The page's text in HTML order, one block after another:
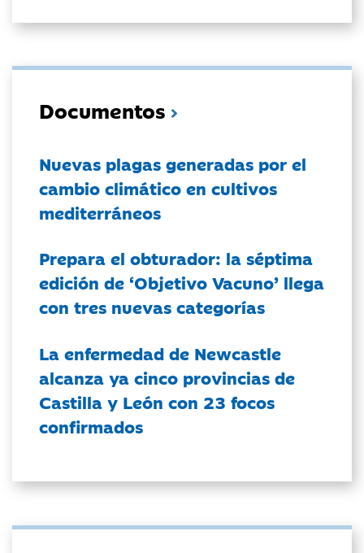
Documentos
Nuevas plagas generadas por el
cambio climático en cultivos
mediterráneos
Prepara el obturador: la séptima
edición de ‘Objetivo Vacuno’ llega
con tres nuevas categorías
La enfermedad de Newcastle
alcanza ya cinco provincias de
Castilla y León con 23 focos
confirmados